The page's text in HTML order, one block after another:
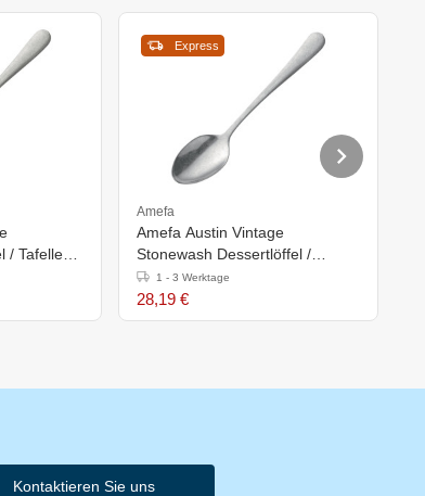
Tafellepel
Express
Amefa
Amefa Austin Vintage
Stonewash Dessertlöffel /
Dessertlöffel (Box 12)
1 - 3 Werktage
28,19 €
Kontaktieren Sie uns